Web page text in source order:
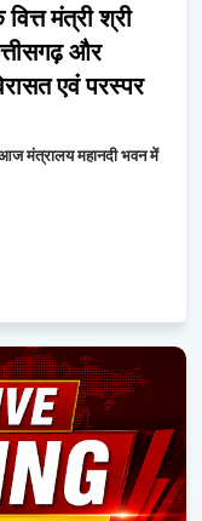
मंत्री श्री
और
एवं परस्पर
मंत्रालय महानदी भवन में